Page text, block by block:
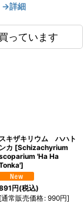
→詳細
っています
スキザキリウム ハハト
ンカ [Schizachyrium
'Ha Ha
]
円(税込)
[通常販売価格: 990円]